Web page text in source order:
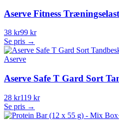
Aserve Fitness
38 kr99 kr
Se pris →
Aserve
Aserve Safe T Gard Sort
28 kr119 kr
Se pris →